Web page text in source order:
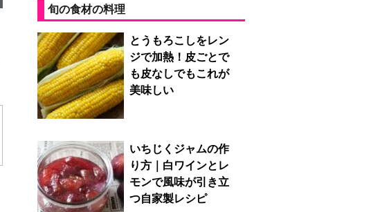
旬の食材の料理
とうもろこしをレン
ジで加熱！皮ごとで
も皮なしでもこれが
美味しい
いちじくジャムの作
り方｜白ワインとレ
モンで風味が引き立
つ自家製レシピ